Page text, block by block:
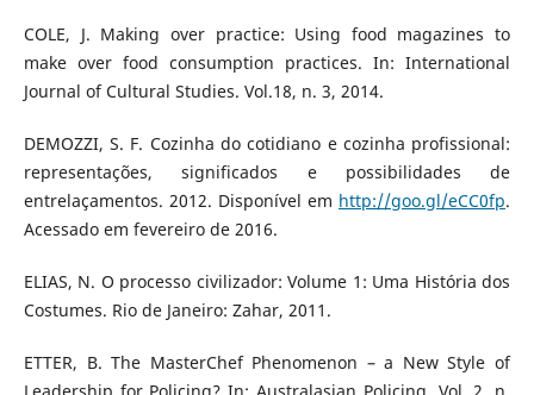
COLE, J. Making over practice: Using food magazines to
make over food consumption practices. In: International
Journal of Cultural Studies. Vol.18, n. 3, 2014.
DEMOZZI, S. F. Cozinha do cotidiano e cozinha profissional:
representações, significados e possibilidades de
entrelaçamentos. 2012. Disponível em http://goo.gl/eCC0fp.
Acessado em fevereiro de 2016.
ELIAS, N. O processo civilizador: Volume 1: Uma História dos
Costumes. Rio de Janeiro: Zahar, 2011.
ETTER, B. The MasterChef Phenomenon – a New Style of